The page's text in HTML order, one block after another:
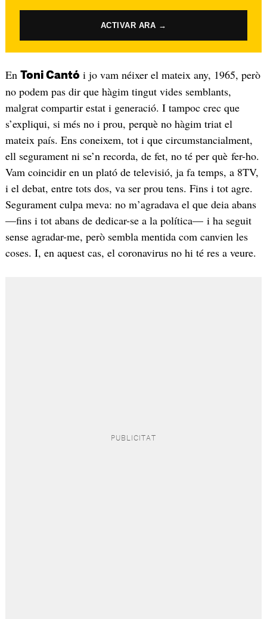
ACTIVAR ARA →
En Toni Cantó i jo vam néixer el mateix any, 1965, però
no podem pas dir que hàgim tingut vides semblants,
malgrat compartir estat i generació. I tampoc crec que
s’expliqui, si més no i prou, perquè no hàgim triat el
mateix país. Ens coneixem, tot i que circumstancialment,
ell segurament ni se’n recorda, de fet, no té per què fer-ho.
Vam coincidir en un plató de televisió, ja fa temps, a 8TV,
i el debat, entre tots dos, va ser prou tens. Fins i tot agre.
Segurament culpa meva: no m’agradava el que deia abans
—fins i tot abans de dedicar-se a la política— i ha seguit
sense agradar-me, però sembla mentida com canvien les
coses. I, en aquest cas, el coronavirus no hi té res a veure.